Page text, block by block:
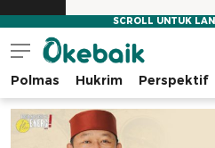
Okebaik.id
Baiknya Dibaca
Polmas Hukrim Perspektif